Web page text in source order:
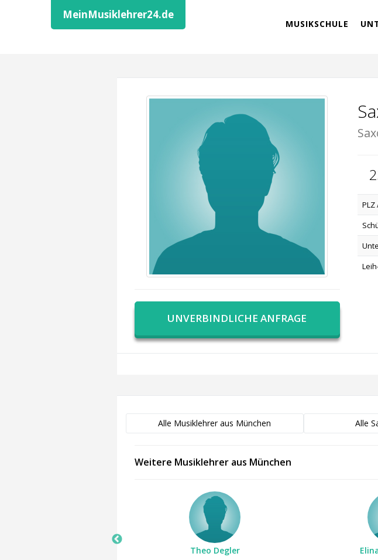
MeinMusiklehrer24.de
MUSIKSCHULE
UNVERBINDLICHE ANFRAGE
PLZ
Alle Musiklehrer aus München Alle
Weitere Musiklehrer aus München
Theo Degler